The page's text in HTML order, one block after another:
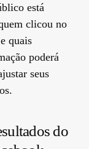
está
clicou no
quais
poderá
seus
do